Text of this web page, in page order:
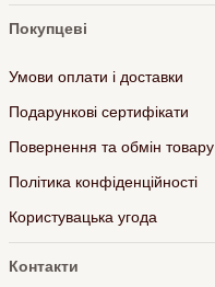
Покупцеві
Умови оплати і доставки
Подарункові сертифікати
Повернення та обмін товару
Політика конфіденційності
Користувацька угода
Контакти